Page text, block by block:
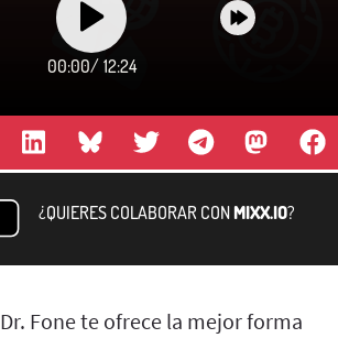
00:00/ 12:24
¿QUIERES COLABORAR CONMIXX.IO?
Dr. Fone te ofrece la mejor forma